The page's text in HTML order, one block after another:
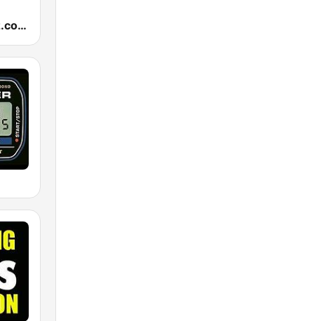
RelaxingJazz.com - Smooth Jazz